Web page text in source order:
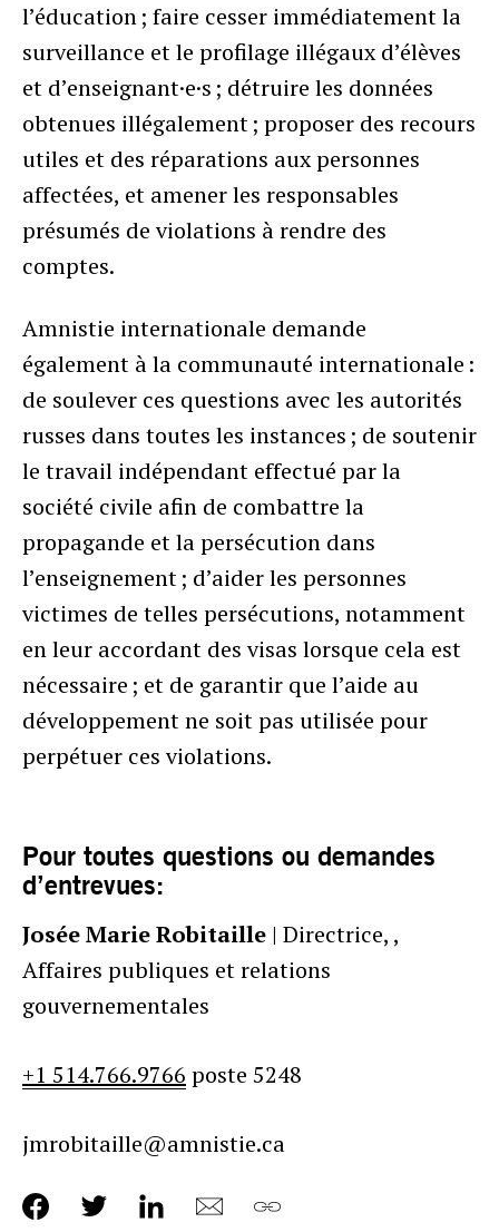
l’éducation ; faire cesser immédiatement la
surveillance et le profilage illégaux d’élèves
et d’enseignant·e·s ; détruire les données
obtenues illégalement ; proposer des recours
utiles et des réparations aux personnes
affectées, et amener les responsables
présumés de violations à rendre des
comptes.
Amnistie internationale demande
également à la communauté internationale :
de soulever ces questions avec les autorités
russes dans toutes les instances ; de soutenir
le travail indépendant effectué par la
société civile afin de combattre la
propagande et la persécution dans
l’enseignement ; d’aider les personnes
victimes de telles persécutions, notamment
en leur accordant des visas lorsque cela est
nécessaire ; et de garantir que l’aide au
développement ne soit pas utilisée pour
perpétuer ces violations.
Pour toutes questions ou demandes
d’entrevues:
Josée Marie Robitaille | Directrice, ,
Affaires publiques et relations
gouvernementales
+1 514.766.9766 poste 5248
jmrobitaille@amnistie.ca